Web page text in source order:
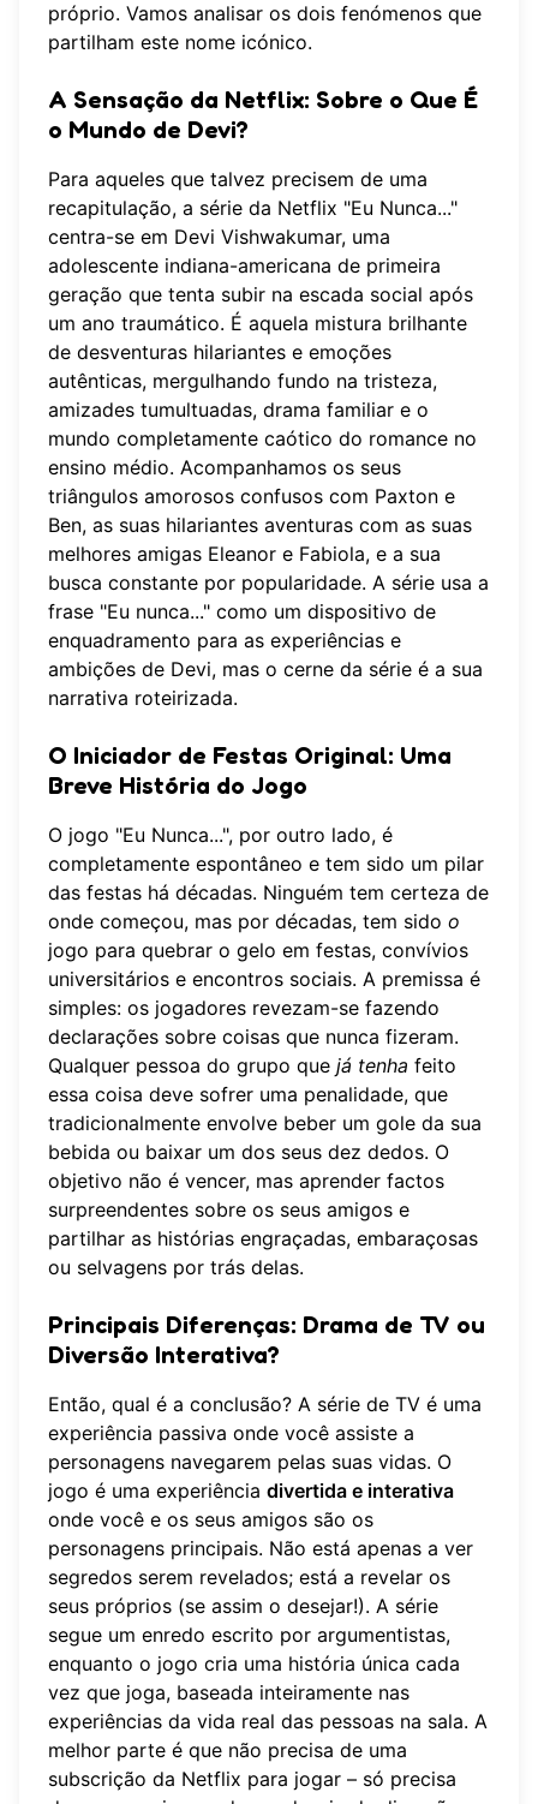
próprio. Vamos analisar os dois fenómenos que
partilham este nome icónico.
A Sensação da Netflix: Sobre o Que É
o Mundo de Devi?
Para aqueles que talvez precisem de uma
recapitulação, a série da Netflix "Eu Nunca..."
centra-se em Devi Vishwakumar, uma
adolescente indiana-americana de primeira
geração que tenta subir na escada social após
um ano traumático. É aquela mistura brilhante
de desventuras hilariantes e emoções
autênticas, mergulhando fundo na tristeza,
amizades tumultuadas, drama familiar e o
mundo completamente caótico do romance no
ensino médio. Acompanhamos os seus
triângulos amorosos confusos com Paxton e
Ben, as suas hilariantes aventuras com as suas
melhores amigas Eleanor e Fabiola, e a sua
busca constante por popularidade. A série usa a
frase "Eu nunca..." como um dispositivo de
enquadramento para as experiências e
ambições de Devi, mas o cerne da série é a sua
narrativa roteirizada.
O Iniciador de Festas Original: Uma
Breve História do Jogo
O jogo "Eu Nunca...", por outro lado, é
completamente espontâneo e tem sido um pilar
das festas há décadas. Ninguém tem certeza de
onde começou, mas por décadas, tem sido o
jogo para quebrar o gelo em festas, convívios
universitários e encontros sociais. A premissa é
simples: os jogadores revezam-se fazendo
declarações sobre coisas que nunca fizeram.
Qualquer pessoa do grupo que já tenha feito
essa coisa deve sofrer uma penalidade, que
tradicionalmente envolve beber um gole da sua
bebida ou baixar um dos seus dez dedos. O
objetivo não é vencer, mas aprender factos
surpreendentes sobre os seus amigos e
partilhar as histórias engraçadas, embaraçosas
ou selvagens por trás delas.
Principais Diferenças: Drama de TV ou
Diversão Interativa?
Então, qual é a conclusão? A série de TV é uma
experiência passiva onde você assiste a
personagens navegarem pelas suas vidas. O
jogo é uma experiência divertida e interativa
onde você e os seus amigos são os
personagens principais. Não está apenas a ver
segredos serem revelados; está a revelar os
seus próprios (se assim o desejar!). A série
segue um enredo escrito por argumentistas,
enquanto o jogo cria uma história única cada
vez que joga, baseada inteiramente nas
experiências da vida real das pessoas na sala. A
melhor parte é que não precisa de uma
subscrição da Netflix para jogar – só precisa